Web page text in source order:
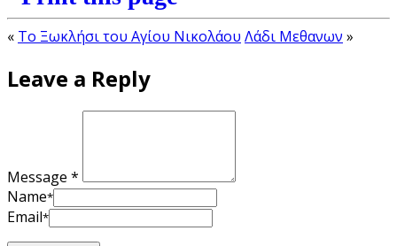
« Το Ξωκλήσι του Αγίου Νικολάου Λάδι Μεθανων »
Leave a Reply
Message *
Name*
Email*